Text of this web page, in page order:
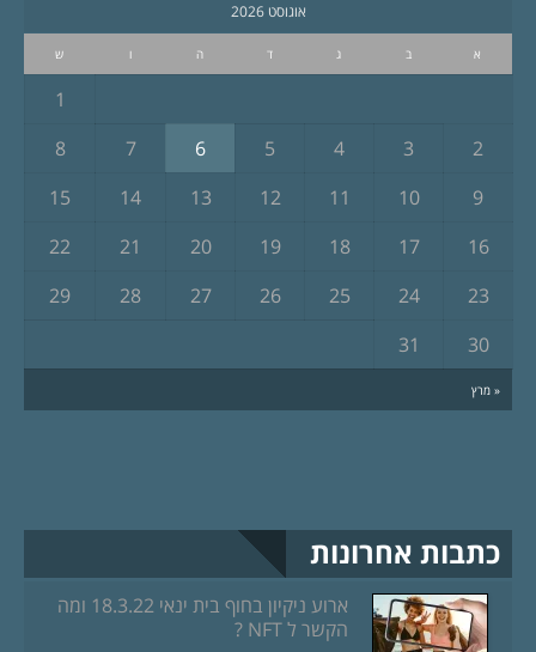
אוגוסט 2026
א ב ג ד ה ו ש
« מרץ
1
2
3
4
5
6
7
8
9
10
11
12
13
14
15
16
17
18
19
20
21
22
23
24
25
26
27
28
29
30
31
כתבות אחרונות
ארוע ניקיון בחוף בית ינאי 18.3.22 ומה
הקשר ל NFT ?